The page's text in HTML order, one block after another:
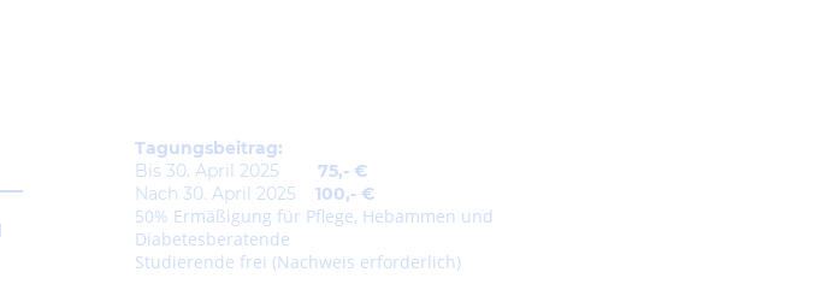
Tagungsbeitrag:
Bis 30. April 2025 75,- €
Nach 30. April 2025
100,- €
50% Ermäßigung für Pflege, Hebammen und
Diabetesberatende
Studierende frei (Nachweis erforderlich)